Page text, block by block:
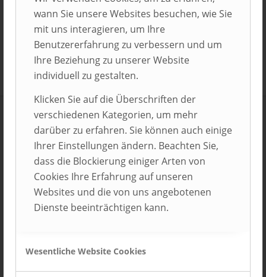
wann Sie unsere Websites besuchen, wie Sie
mit uns interagieren, um Ihre
Benutzererfahrung zu verbessern und um
Ihre Beziehung zu unserer Website
individuell zu gestalten.
Klicken Sie auf die Überschriften der
verschiedenen Kategorien, um mehr
darüber zu erfahren. Sie können auch einige
Ihrer Einstellungen ändern. Beachten Sie,
dass die Blockierung einiger Arten von
Cookies Ihre Erfahrung auf unseren
Websites und die von uns angebotenen
Dienste beeinträchtigen kann.
Wesentliche Website Cookies
Matthias Hecker
Leiter Ausbildung Friedhelm Loh Group
Deutschland, Haiger
DEUTSCHES AUSBILDUNGSFORUM:
Bestenehrung der Top-Ausbilder*innen